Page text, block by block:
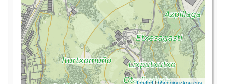
Leaflet|b5m.gipuzkoa.eus